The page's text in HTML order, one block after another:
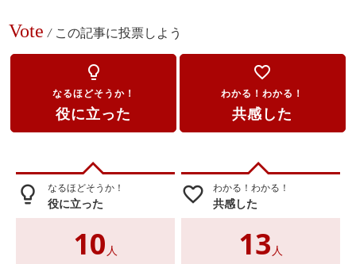
Vote / この記事に投票しよう
lightbulb_outline
なるほどそうか！
役に立った
favorite_border
わかる！わかる！
共感した
lightbulb_outline なるほどそうか！
役に立った
10 人
favorite_border わかる！わかる！
共感した
13 人